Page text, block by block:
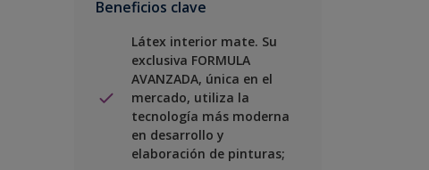
Beneficios clave
Látex interior mate. Su
exclusiva FORMULA
AVANZADA, única en el
mercado, utiliza la
tecnología más moderna
en desarrollo y
elaboración de pinturas;